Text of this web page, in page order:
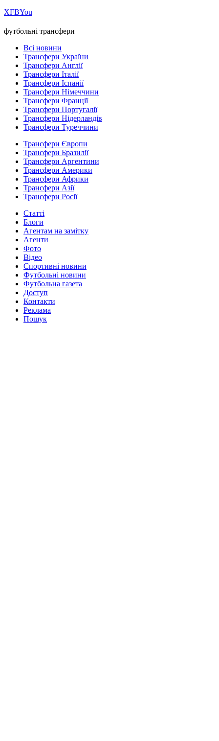
ХFBYou
футбольні трансфери
Всі новини
Трансфери України
Трансфери Англії
Трансфери Італії
Трансфери Іспанії
Трансфери Німеччини
Трансфери Франції
Трансфери Португалії
Трансфери Нідерландів
Трансфери Туреччини
Трансфери Європи
Трансфери Бразилії
Трансфери Аргентини
Трансфери Америки
Трансфери Африки
Трансфери Азії
Трансфери Росії
Статті
Блоги
Агентам на замітку
Агенти
Фото
Відео
Спортивні новини
Футбольні новини
Футбольна газета
Доступ
Контакти
Реклама
Пошук